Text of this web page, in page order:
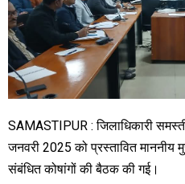
SAMASTIPUR : जिलाधिकारी
जनवरी 2025 को प्रस्तावित माननीय
संबंधित कोषांगों की बैठक की गई।